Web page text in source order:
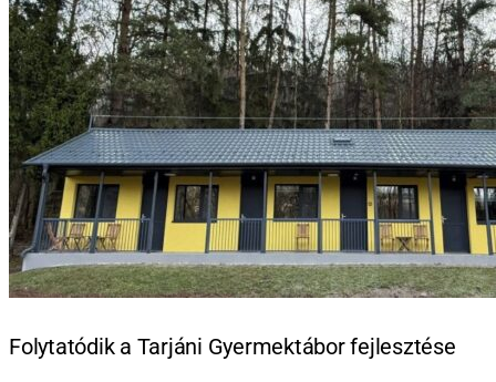
Folytatódik a Tarjáni Gyermektábor fejlesztése